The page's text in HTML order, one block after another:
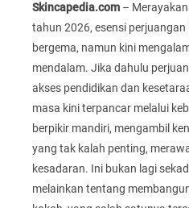
Skincapedia.com –
tahun 2026, esensi
bergema, namun kini
mendalam. Jika dahulu
akses pendidikan dan
masa kini terpancar melalui
berpikir mandiri, mengambil
yang tak kalah penting,
kesadaran. Ini bukan lagi
melainkan tentang